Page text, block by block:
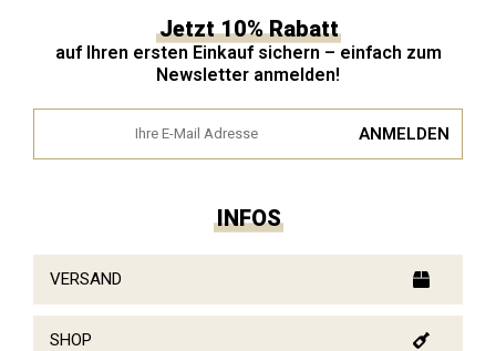
INFOS
VERSAND
SHOP
Jetzt 10% Rabatt
auf Ihren ersten Einkauf sichern – einfach zum
Newsletter anmelden!